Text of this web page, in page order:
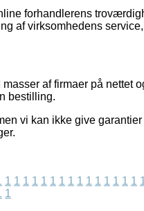
forhandlerens
af virksomhedens
af firmaer på nettet
bestilling.
vi kan ikke give
1 1 1 1 1 1 1 1 1 1 1 1 1 1 1
1